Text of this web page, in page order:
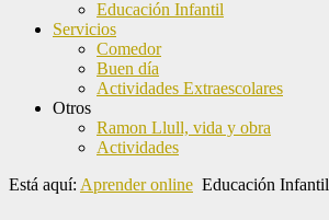
Educación Infantil
Servicios
Comedor
Buen día
Actividades Extraescolares
Otros
Ramon Llull, vida y obra
Actividades
Está aquí: Aprender online Educación Infantil